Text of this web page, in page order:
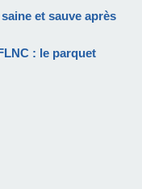
et sauve après
: le parquet